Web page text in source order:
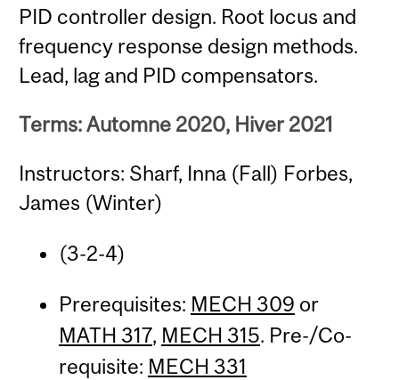
PID controller design. Root locus and
frequency response design methods.
Lead, lag and PID compensators.
Terms: Automne 2020, Hiver 2021
Instructors: Sharf, Inna (Fall) Forbes,
James (Winter)
(3-2-4)
Prerequisites: MECH 309 or
MATH 317, MECH 315. Pre-/Co-
requisite: MECH 331